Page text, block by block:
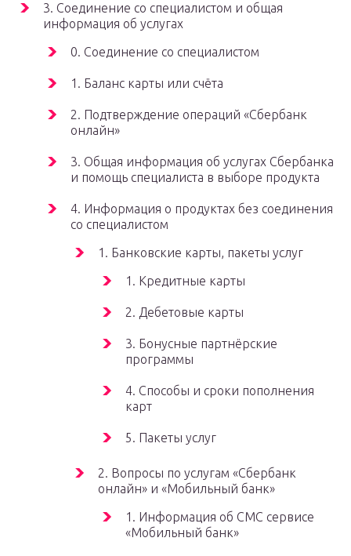
3. Соединение со специалистом и общая
информация об услугах
0. Соединение со специалистом
1. Баланс карты или счёта
2. Подтверждение операций «Сбербанк
онлайн»
3. Общая информация об услугах Сбербанка
и помощь специалиста в выборе продукта
4. Информация о продуктах без соединения
со специалистом
1. Банковские карты, пакеты услуг
1. Кредитные карты
2. Дебетовые карты
3. Бонусные партнёрские
программы
4. Способы и сроки пополнения
карт
5. Пакеты услуг
2. Вопросы по услугам «Сбербанк
онлайн» и «Мобильный банк»
1. Информация об СМС сервисе
«Мобильный банк»